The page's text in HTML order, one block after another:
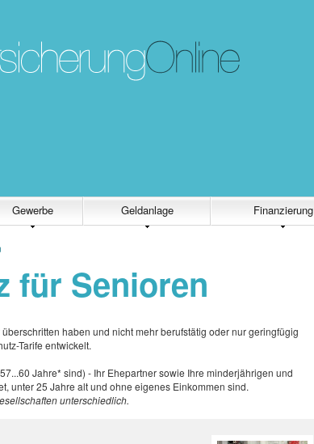
Gewerbe Geldanlage Finanzierung
für Senioren
haben und nicht mehr berufstätig oder nur geringfügig
Tarife entwickelt.
Jahre* sind) - Ihr Ehepartner sowie Ihre minderjährigen und
unter 25 Jahre alt und ohne eigenes Einkommen sind.
unterschiedlich.